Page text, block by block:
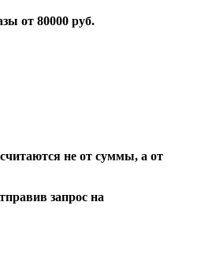
от 80000 руб.
не от суммы, а от
запрос на